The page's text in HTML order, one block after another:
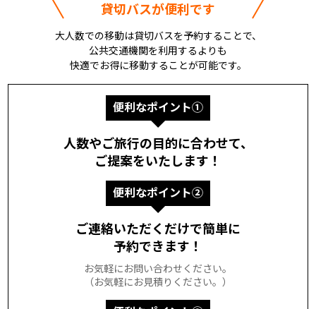
貸切バスが便利です
大人数での移動は貸切バスを予約することで、
公共交通機関を利用するよりも
快適でお得に移動することが可能です。
便利なポイント①
人数やご旅行の目的に合わせて、
ご提案をいたします！
便利なポイント②
ご連絡いただくだけで簡単に
予約できます！
お気軽にお問い合わせください。
（お気軽にお見積りください。）